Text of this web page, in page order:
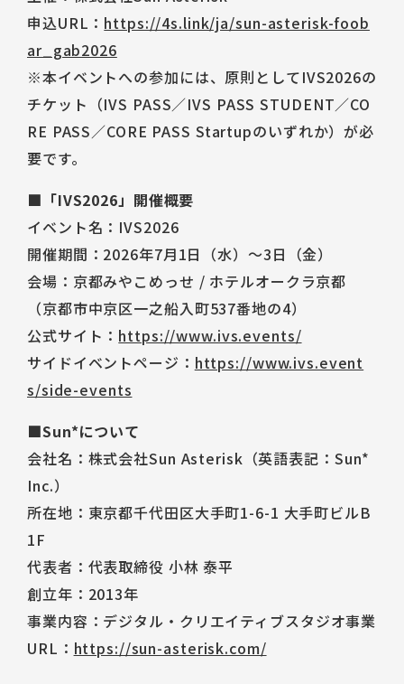
申込URL： https://4s.link/ja/sun-asterisk-foob
ar_gab2026
※本イベントへの参加には、原則としてIVS2026の
チケット（IVS PASS／IVS PASS STUDENT／CO
RE PASS／CORE PASS Startupのいずれか）が必
要です。
■「IVS2026」開催概要
イベント名：IVS2026
開催期間：2026年7月1日（水）〜3日（金）
会場：京都みやこめっせ / ホテルオークラ京都
（京都市中京区一之船入町537番地の4）
公式サイト： https://www.ivs.events/
サイドイベントページ： https://www.ivs.event
s/side-events
■Sun*について
会社名：株式会社Sun Asterisk（英語表記：Sun*
Inc.）
所在地：東京都千代田区大手町1-6-1 大手町ビルB
1F
代表者：代表取締役 小林 泰平
創立年：2013年
事業内容：デジタル・クリエイティブスタジオ事業
URL： https://sun-asterisk.com/